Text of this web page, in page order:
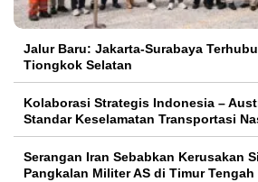
Jalur Baru: Jakarta-Surabaya
Tiongkok Selatan
Kolaborasi Strategis Indonesia –
Standar Keselamatan Transportasi
Serangan Iran Sebabkan Kerusakan
Pangkalan Militer AS di Timur Tengah